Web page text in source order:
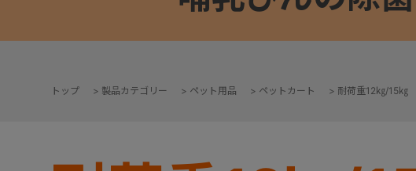
トップ > 製品カテゴリー > ペット用品 > ペットカート > 耐荷重12㎏/15㎏